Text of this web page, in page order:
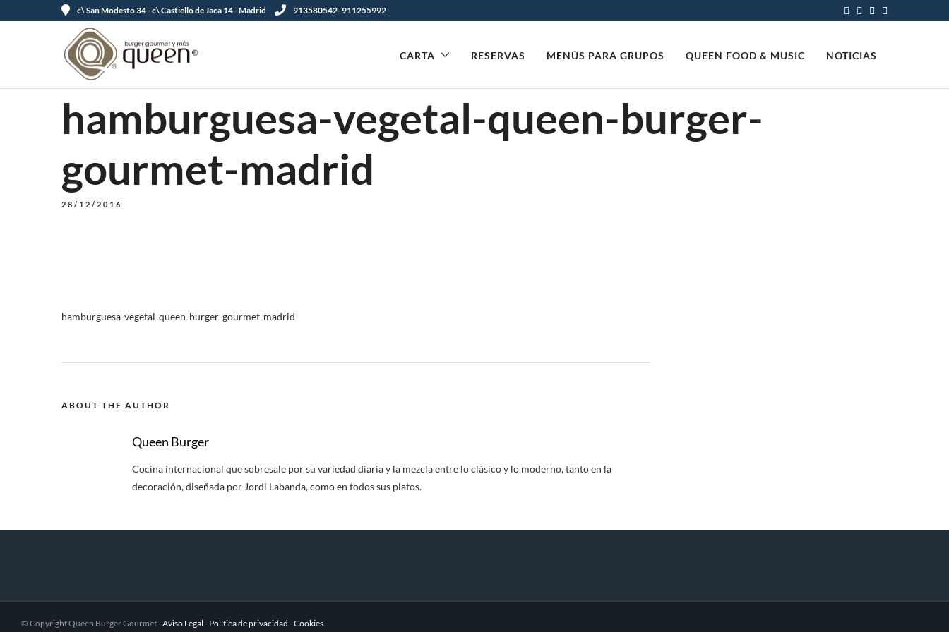
c\ San Modesto 34 - c\ Castiello de Jaca 14 - Madrid 913580542- 911255992
CARTA RESERVAS MENÚS PARA GRUPOS QUEEN FOOD & MUSIC NOTICIAS
hamburguesa-vegetal-queen-burger-
gourmet-madrid
28/12/2016
hamburguesa-vegetal-queen-burger-gourmet-madrid
ABOUT THE AUTHOR
Queen Burger
Cocina internacional que sobresale por su variedad diaria y la mezcla entre lo clásico y lo moderno, tanto en la
decoración, diseñada por Jordi Labanda, como en todos sus platos.
© Copyright Queen Burger Gourmet -Aviso Legal - Política de privacidad -Cookies